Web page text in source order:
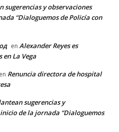
sugerencias y observaciones
“Dialoguemos de Policía con
en Alexander Reyes es
La Vega
en Renuncia directora de hospital
sugerencias y
de la jornada “Dialoguemos